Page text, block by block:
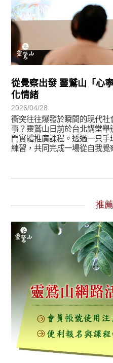
從覺察出發 靈鷲山「心
化情緒
2026/04/28
衝突往往爆發於瞬間的現代
事？靈鷲山日前於台北講堂
門實體推廣課程。透過一只
練習，共同完成一場從自我覺
推